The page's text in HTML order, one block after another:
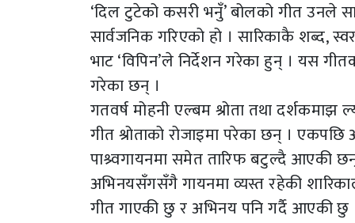
‘दिल टुटेको कसरी भनुँ’ बोलको गीत उनले
सार्वजनिक गरिएको हो । सारिकाकै शब्द,
भाट ‘विपिन’ले निर्देशन गरेका हुन् । यस
गरेका छन् ।
गतवर्ष मोहनी एल्बम श्रोता तथा दर्शकमाझ
गीत श्रोताको रोजाइमा परेका छन् ।
पाश्र्वगायनमा समेत तारिफ बटुल्दै आएकी
अभिनयसँगसँगै गायनमा व्यस्त रहेकी
गीत गाएकी छु र अभिनय पनि गर्दै आएकी छु